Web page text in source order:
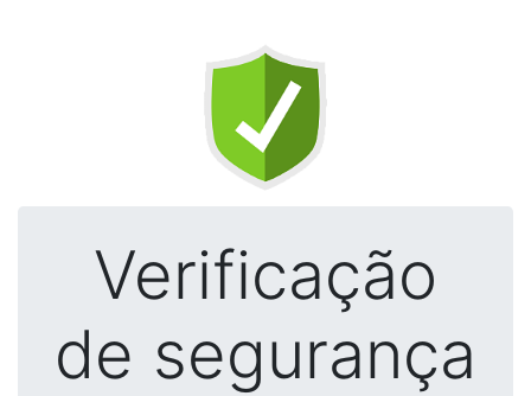
Verificação
de segurança